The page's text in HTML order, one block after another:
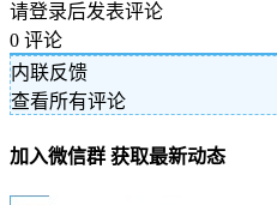
请登录后发表评论
0 评论
内联反馈
查看所有评论
加入微信群 获取最新动态